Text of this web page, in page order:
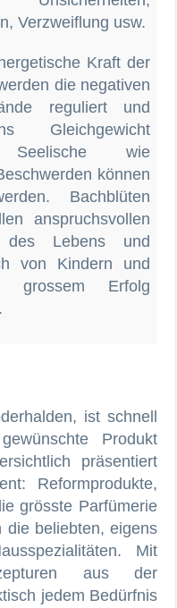
Verzweiflung usw.
Kraft der
die negativen
reguliert und
Gleichgewicht
Seelische wie
können
Bachblüten
anspruchsvollen
des Lebens und
von Kindern und
grossem Erfolg
ist schnell
Produkt
präsentiert
Reformprodukte,
grösste Parfümerie
die beliebten, eigens
Mit
aus der
jedem Bedürfnis